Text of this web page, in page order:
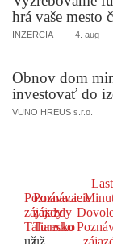
hrá vaše mesto
INZERCIA 4. aug
Obnov dom
investovať do
VUNO HREUS s.r.o.
Poznávacie
zájazdy
Taliansko
už
Poznávacie
zájazdy
Turecko
už
Last